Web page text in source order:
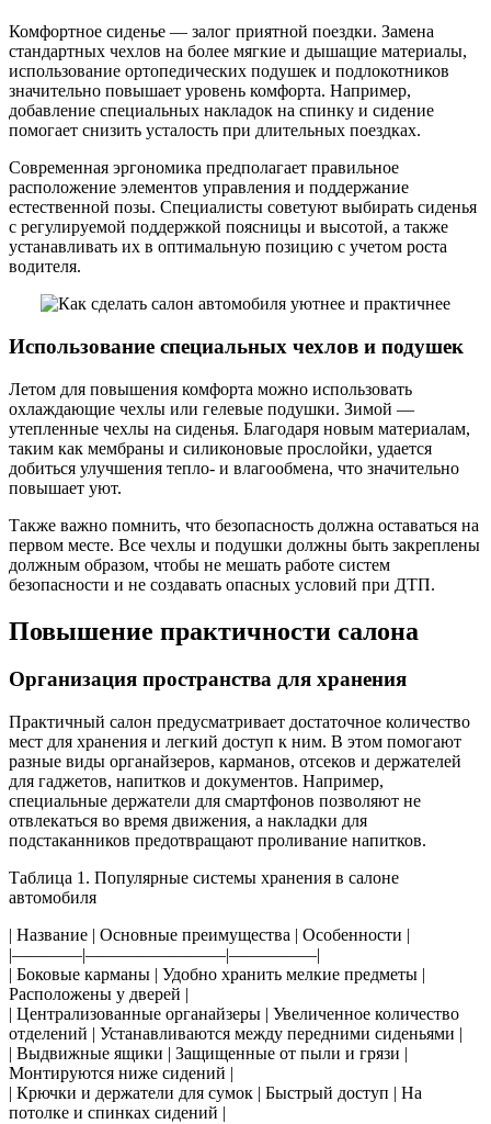
Комфортное сиденье — залог приятной поездки. Замена
стандартных чехлов на более мягкие и дышащие материалы,
использование ортопедических подушек и подлокотников
значительно повышает уровень комфорта. Например,
добавление специальных накладок на спинку и сидение
помогает снизить усталость при длительных поездках.
Современная эргономика предполагает правильное
расположение элементов управления и поддержание
естественной позы. Специалисты советуют выбирать сиденья
с регулируемой поддержкой поясницы и высотой, а также
устанавливать их в оптимальную позицию с учетом роста
водителя.
Использование специальных чехлов и подушек
Летом для повышения комфорта можно использовать
охлаждающие чехлы или гелевые подушки. Зимой —
утепленные чехлы на сиденья. Благодаря новым материалам,
таким как мембраны и силиконовые прослойки, удается
добиться улучшения тепло- и влагообмена, что значительно
повышает уют.
Также важно помнить, что безопасность должна оставаться на
первом месте. Все чехлы и подушки должны быть закреплены
должным образом, чтобы не мешать работе систем
безопасности и не создавать опасных условий при ДТП.
Повышение практичности салона
Организация пространства для хранения
Практичный салон предусматривает достаточное количество
мест для хранения и легкий доступ к ним. В этом помогают
разные виды органайзеров, карманов, отсеков и держателей
для гаджетов, напитков и документов. Например,
специальные держатели для смартфонов позволяют не
отвлекаться во время движения, а накладки для
подстаканников предотвращают проливание напитков.
Таблица 1. Популярные системы хранения в салоне
автомобиля
| Название | Основные преимущества | Особенности |
|————|————————|—————|
| Боковые карманы | Удобно хранить мелкие предметы |
Расположены у дверей |
| Централизованные органайзеры | Увеличенное количество
отделений | Устанавливаются между передними сиденьями |
| Выдвижные ящики | Защищенные от пыли и грязи |
Монтируются ниже сидений |
| Крючки и держатели для сумок | Быстрый доступ | На
потолке и спинках сидений |